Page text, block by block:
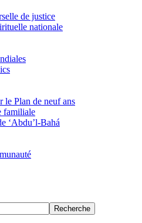
de justice
nationale
le Plan de neuf ans
familiale
‘Abdu’l-Bahá